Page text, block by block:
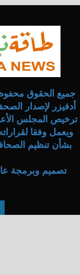
جميع الحقوق
أدفيزر لإصدار
بشأن تنظيم
تصميم وبرمجة